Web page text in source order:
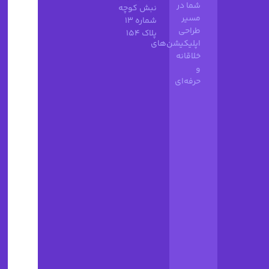
شما در
مسیر
طراحی
اپلیکیشن‌های
خلاقانه
و
حرفه‌ای
نبش کوچه
شماره 13
پلاک 154